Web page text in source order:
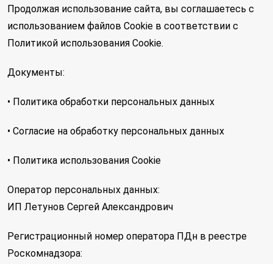
Продолжая использование сайта, вы соглашаетесь с
использованием файлов Cookie в соответствии с
Политикой использования Cookie.
Документы:
• Политика обработки персональных данных
• Согласие на обработку персональных данных
• Политика использования Cookie
Оператор персональных данных:
ИП Летунов Сергей Александрович
Регистрационный номер оператора ПДн в реестре
Роскомнадзора: